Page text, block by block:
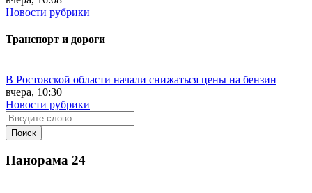
Новости рубрики
Транспорт и дороги
В Ростовской области начали снижаться цены на бензин
вчера, 10:30
Новости рубрики
Панорама 24